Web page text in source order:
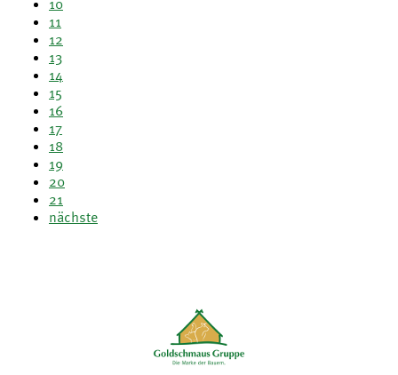
11
12
13
14
15
16
17
18
19
20
21
nächste